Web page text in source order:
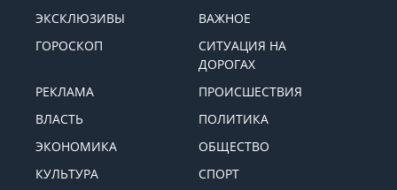
ЭКСКЛЮЗИВЫ
ВАЖНОЕ
ГОРОСКОП
СИТУАЦИЯ НА
ДОРОГАХ
РЕКЛАМА
ПРОИСШЕСТВИЯ
ВЛАСТЬ
ПОЛИТИКА
ЭКОНОМИКА
ОБЩЕСТВО
КУЛЬТУРА
СПОРТ